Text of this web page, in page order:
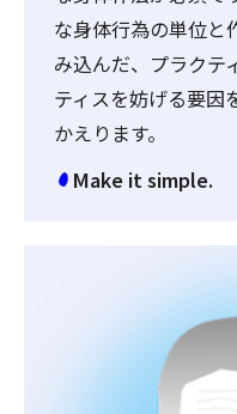
な身体行為の単位と
み込んだ、プラクテ
ティスを妨げる要因
かえります。
Make it simple.